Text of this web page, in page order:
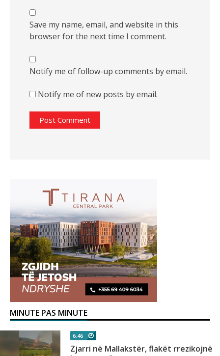
Save my name, email, and website in this
browser for the next time I comment.
Notify me of follow-up comments by email.
Notify me of new posts by email.
MINUTE PAS MINUTE
6:46
Zjarri në Mallakstër, flakët rrezikojnë